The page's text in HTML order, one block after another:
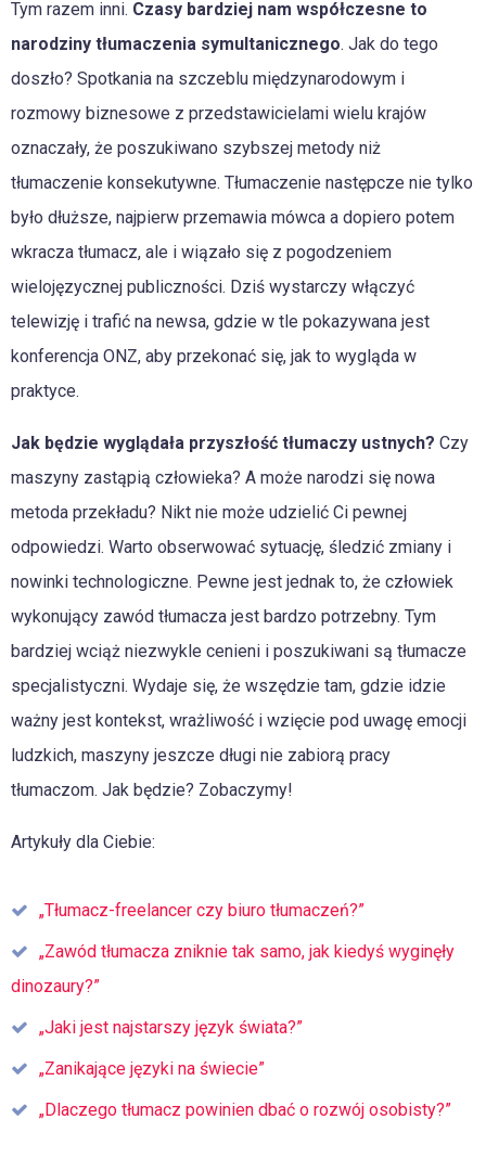
Tym razem inni. Czasy bardziej nam współczesne to
narodziny tłumaczenia symultanicznego. Jak do tego
doszło? Spotkania na szczeblu międzynarodowym i
rozmowy biznesowe z przedstawicielami wielu krajów
oznaczały, że poszukiwano szybszej metody niż
tłumaczenie konsekutywne. Tłumaczenie następcze nie tylko
było dłuższe, najpierw przemawia mówca a dopiero potem
wkracza tłumacz, ale i wiązało się z pogodzeniem
wielojęzycznej publiczności. Dziś wystarczy włączyć
telewizję i trafić na newsa, gdzie w tle pokazywana jest
konferencja ONZ, aby przekonać się, jak to wygląda w
praktyce.
Jak będzie wyglądała przyszłość tłumaczy ustnych? Czy
maszyny zastąpią człowieka? A może narodzi się nowa
metoda przekładu? Nikt nie może udzielić Ci pewnej
odpowiedzi. Warto obserwować sytuację, śledzić zmiany i
nowinki technologiczne. Pewne jest jednak to, że człowiek
wykonujący zawód tłumacza jest bardzo potrzebny. Tym
bardziej wciąż niezwykle cenieni i poszukiwani są tłumacze
specjalistyczni. Wydaje się, że wszędzie tam, gdzie idzie
ważny jest kontekst, wrażliwość i wzięcie pod uwagę emocji
ludzkich, maszyny jeszcze długi nie zabiorą pracy
tłumaczom. Jak będzie? Zobaczymy!
Artykuły dla Ciebie:
„Tłumacz-freelancer czy biuro tłumaczeń?”
„Zawód tłumacza zniknie tak samo, jak kiedyś wyginęły
dinozaury?”
„Jaki jest najstarszy język świata?”
„Zanikające języki na świecie”
„Dlaczego tłumacz powinien dbać o rozwój osobisty?”